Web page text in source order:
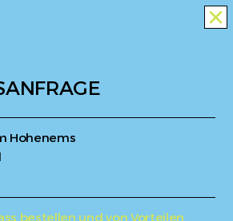
close
Hohenems
bestellen und von Vorteilen